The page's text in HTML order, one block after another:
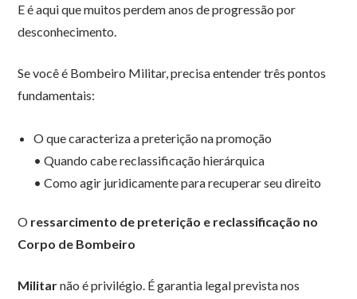
E é aqui que muitos perdem anos de progressão por
desconhecimento.
Se você é Bombeiro Militar, precisa entender três pontos
fundamentais:
O que caracteriza a preterição na promoção
• Quando cabe reclassificação hierárquica
• Como agir juridicamente para recuperar seu direito
O ressarcimento de preterição e reclassificação no
Corpo de Bombeiro
Militarnão é privilégio. É garantia legal prevista nos